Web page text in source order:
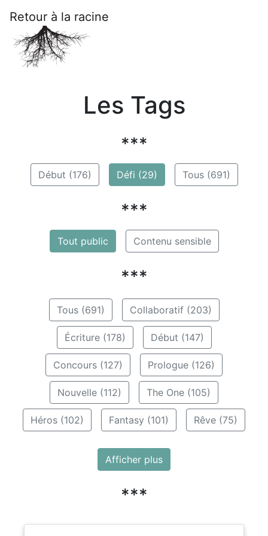
Retour à la racine
Les Tags
***
Début (176) Défi (29) Tous (691)
***
Tout public Contenu sensible
***
Tous (691) Collaboratif (203)
Écriture (178) Début (147)
Concours (127) Prologue (126)
Nouvelle (112) The One (105)
Héros (102) Fantasy (101) Rêve (75)
Afficher plus
***